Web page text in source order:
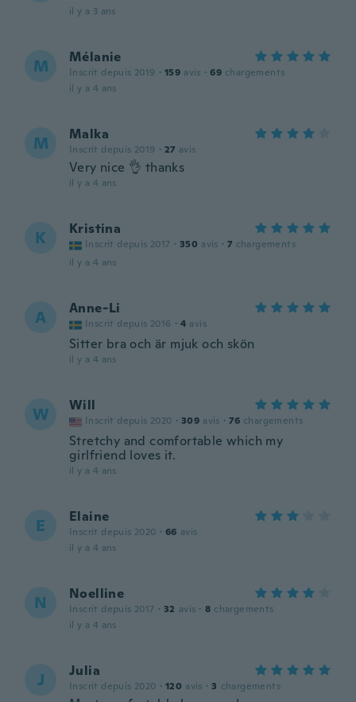
il y a 3 ans
M Mélanie
Inscrit depuis 2019 · 159 avis · 69 chargements
il y a 4 ans
M Malka
Inscrit depuis 2019 · 27 avis
Very nice 👌 thanks
il y a 4 ans
K Kristina
Inscrit depuis 2017 · 350 avis · 7 chargements
il y a 4 ans
A Anne-Li
Inscrit depuis 2016 · 4 avis
Sitter bra och är mjuk och skön
il y a 4 ans
W Will
Inscrit depuis 2020 · 309 avis · 76 chargements
Stretchy and comfortable which my
girlfriend loves it.
il y a 4 ans
E Elaine
Inscrit depuis 2020 · 66 avis
il y a 4 ans
N Noelline
Inscrit depuis 2017 · 32 avis · 8 chargements
il y a 4 ans
J Julia
Inscrit depuis 2020 · 120 avis · 3 chargements